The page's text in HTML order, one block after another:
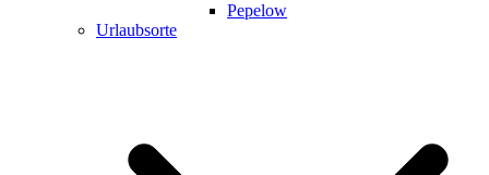
Pepelow
Urlaubsorte